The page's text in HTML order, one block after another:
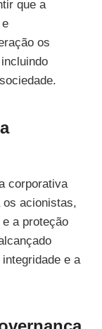
que a
os
corporativa
os acionistas,
e a proteção
e a